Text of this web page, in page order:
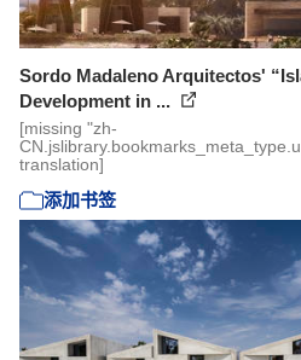
Sordo Madaleno Arquitectos'
Development in ...
[missing "zh-
translation]
添加书签